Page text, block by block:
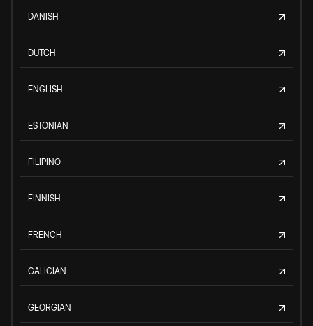
DANISH
DUTCH
ENGLISH
ESTONIAN
FILIPINO
FINNISH
FRENCH
GALICIAN
GEORGIAN